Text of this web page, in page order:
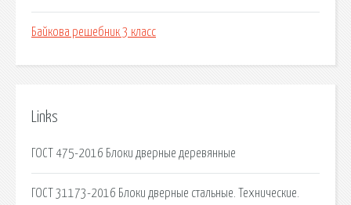
Байкова решебник 3 класс
Links
ГОСТ 475-2016 Блоки дверные деревянные
ГОСТ 31173-2016 Блоки дверные стальные. Технические.